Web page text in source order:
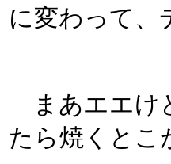
に変わって、
まあエエけ
たら焼くとこ